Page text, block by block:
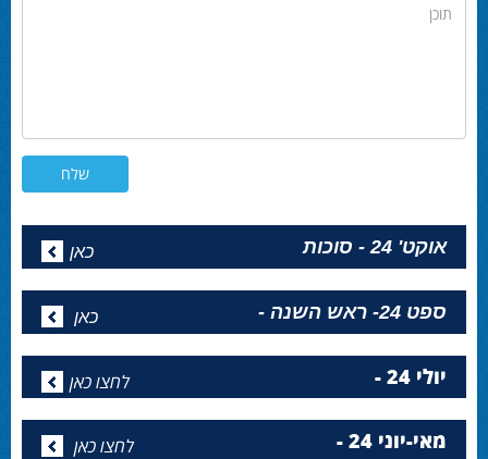
תוכן
אוקט' 24 - סוכות כאן
ספט 24- ראש השנה - כאן
יולי 24 - לחצו כאן
מאי-יוני 24 - לחצו כאן